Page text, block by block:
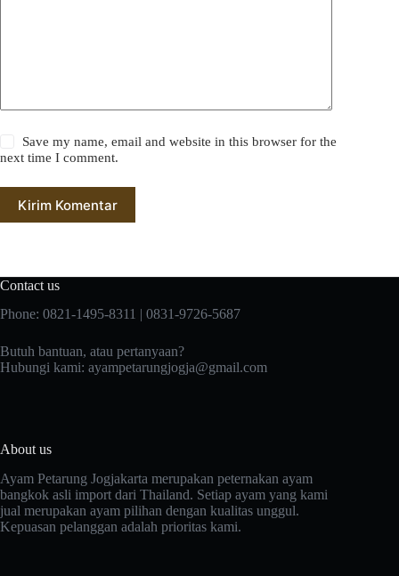
Save my name, email and website in this browser for the
next time I comment.
Kirim Komentar
Contact us
Phone: 0821-1495-8311 | 0831-9726-5687
Butuh bantuan, atau pertanyaan?
Hubungi kami: ayampetarungjogja@gmail.com
About us
Ayam Petarung Jogjakarta merupakan peternakan ayam
bangkok asli import dari Thailand. Setiap ayam yang kami
jual merupakan ayam pilihan dengan kualitas unggul.
Kepuasan pelanggan adalah prioritas kami.